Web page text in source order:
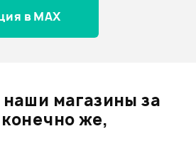
в MAX
магазины за
же,